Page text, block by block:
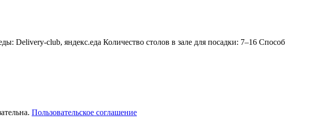
Delivery-club, яндекс.еда Количество столов в зале для посадки: 7–16 Способ
Пользовательское соглашение